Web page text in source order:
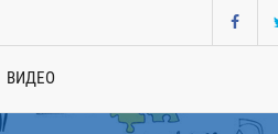
ВИДЕО